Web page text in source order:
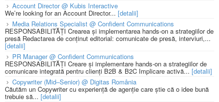
Account Director @ Kubis Interactive
We’re looking for an Account Director... [detalii]
Media Relations Specialist @ Confident Communications
RESPONSABILITĂȚI Crearea și implementarea hands-on a strategiilor de
presă Redactarea de conținut editorial: comunicate de presă, interviuri,...
[detalii]
PR Manager @ Confident Communications
RESPONSABILITĂȚI Creare și implementare hands-on a strategiilor de
comunicare integrată pentru clienți B2B & B2C Implicare activă... [detalii]
Copywriter (Mid–Senior) @ Digitas România
Căutăm un Copywriter cu experiență de agenție care știe că o idee bună
trebuie să... [detalii]